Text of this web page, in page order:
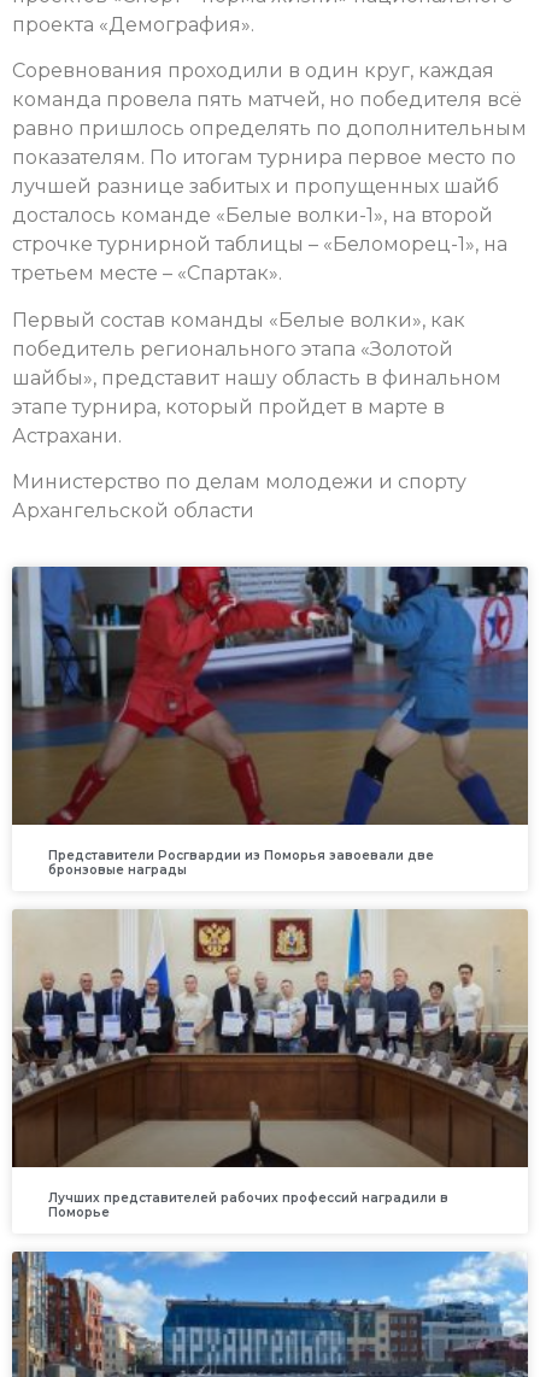
проекта «Демография».
Соревнования проходили в один круг, каждая
команда провела пять матчей, но победителя всё
равно пришлось определять по дополнительным
показателям. По итогам турнира первое место по
лучшей разнице забитых и пропущенных шайб
досталось команде «Белые волки-1», на второй
строчке турнирной таблицы – «Беломорец-1», на
третьем месте – «Спартак».
Первый состав команды «Белые волки», как
победитель регионального этапа «Золотой
шайбы», представит нашу область в финальном
этапе турнира, который пройдет в марте в
Астрахани.
Министерство по делам молодежи и спорту
Архангельской области
Представители Росгвардии из Поморья завоевали две
бронзовые награды
Лучших представителей рабочих профессий наградили в
Поморье